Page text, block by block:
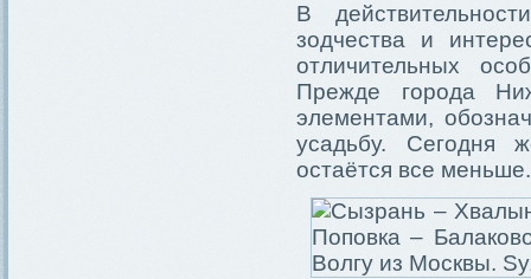
В
зодчества и
отличительных
Прежде города
элементами,
усадьбу. Сегодня
остаётся все меньше.